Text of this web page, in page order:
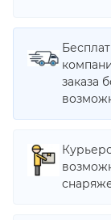
заказа